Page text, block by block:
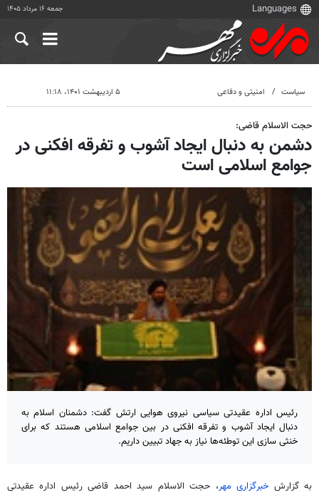
جمعه ۱۶ مرداد ۱۴۰۵
سیاست امنیتی و دفاعی ۵ اردیبهشت ۱۴۰۱، ۱۱:۱۸
حجت الاسلام قاضی:
دشمن به دنبال ایجاد آشوب و تفرقه افکنی در
جوامع اسلامی است
رئیس اداره عقیدتی سیاسی نیروی هوایی ارتش گفت: دشمنان اسلام به
دنبال ایجاد آشوب و تفرقه افکنی در بین جوامع اسلامی هستند که برای
خنثی سازی این توطئه‌ها نیاز به جهاد تبیین داریم.
به گزارش خبرگزاری مهر، حجت الاسلام سید احمد قاضی رئیس اداره عقیدتی